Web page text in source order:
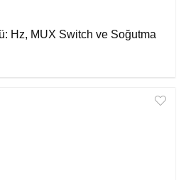
Hz, MUX Switch ve Soğutma